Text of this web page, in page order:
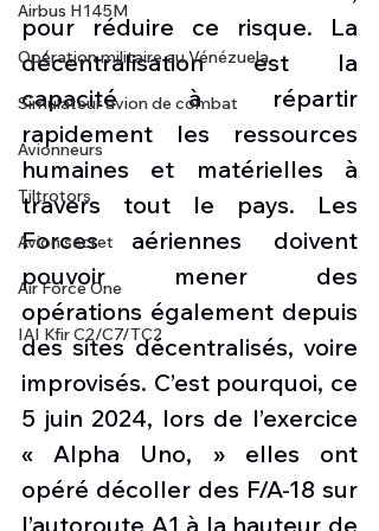
Airbus H145M
Opération militaire au Vénézuela
Simulateur avion de combat
Avionneurs
Tiltrotors
Avion secret
Air Force One
IAI Kfir C2/C7/TC2
pour réduire ce risque. La
décentralisation est la
capacité à répartir
rapidement les ressources
humaines et matérielles à
travers tout le pays. Les
Forces aériennes doivent
pouvoir mener des
opérations également depuis
des sites décentralisés, voire
improvisés. C’est pourquoi, ce
5 juin 2024, lors de l’exercice
« Alpha Uno, » elles ont
opéré décoller des F/A-18 sur
l’autoroute A1 à la hauteur de